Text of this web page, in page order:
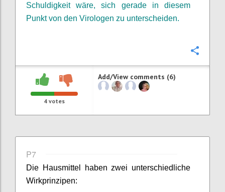
Schuldigkeitwäre, sich gerade in diesem
Punkt von den Virologen zu unterscheiden.
4 votes
Add/View comments (6)
P7
Die Hausmittel haben zwei unterschiedliche
Wirkprinzipen: